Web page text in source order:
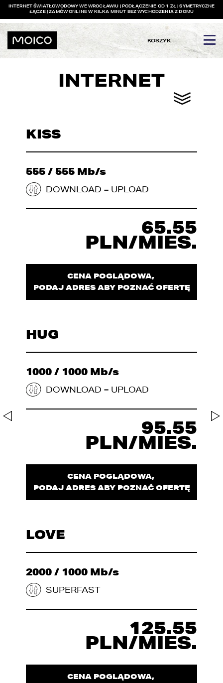
INTERNET ŚWIATŁOWODOWY WE WROCŁAWIU | PODŁĄCZENIE OD 1 ZŁ | SYMETRYCZNE
ŁĄCZE | ZAMÓW ONLINE W KILKA MINUT BEZ WYCHODZENIA Z DOMU
KOSZYK
INTERNET
KISS
555 / 555 Mb/s
DOWNLOAD = UPLOAD
65.55
PLN/MIES.
CENA POGLĄDOWA,
PODAJ ADRES ABY POZNAĆ OFERTĘ
HUG
1000 / 1000 Mb/s
DOWNLOAD = UPLOAD
95.55
PLN/MIES.
CENA POGLĄDOWA,
PODAJ ADRES ABY POZNAĆ OFERTĘ
LOVE
2000 / 1000 Mb/s
SUPERFAST
125.55
PLN/MIES.
CENA POGLĄDOWA,